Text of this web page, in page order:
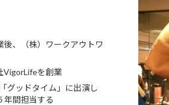
後、（株）ワークアウトワ
VigorLifeを創業
グッドタイム」に出演し
年間担当する